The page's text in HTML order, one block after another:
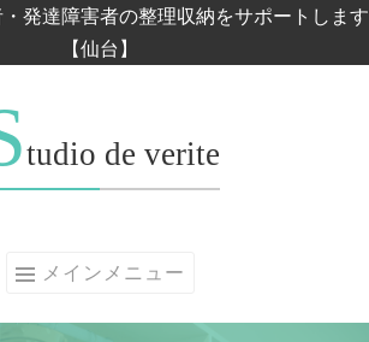
・発達障害者の整理収納をサポートします
【仙台】
tudio de verite
メインメニュー